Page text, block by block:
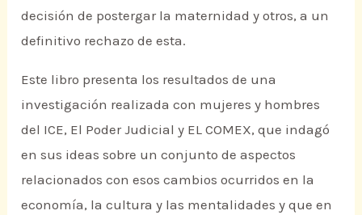
decisión de postergar la maternidad y otros, a un
definitivo rechazo de esta.
Este libro presenta los resultados de una
investigación realizada con mujeres y hombres
del ICE, El Poder Judicial y EL COMEX, que indagó
en sus ideas sobre un conjunto de aspectos
relacionados con esos cambios ocurridos en la
economía, la cultura y las mentalidades y que en